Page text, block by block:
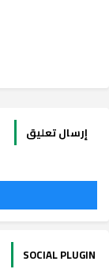
إرسال تعليق
SOCIAL PLUGIN